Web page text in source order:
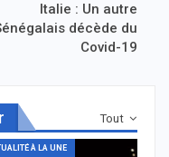
Italie : Un autre
décède du
Covid-19
Tout
À LA UNE